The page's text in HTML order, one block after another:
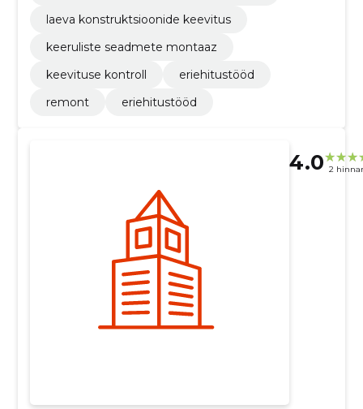
laeva konstruktsioonide keevitus
keeruliste seadmete montaaz
keevituse kontroll
eriehitustööd
remont
eriehitustööd
4.0 2